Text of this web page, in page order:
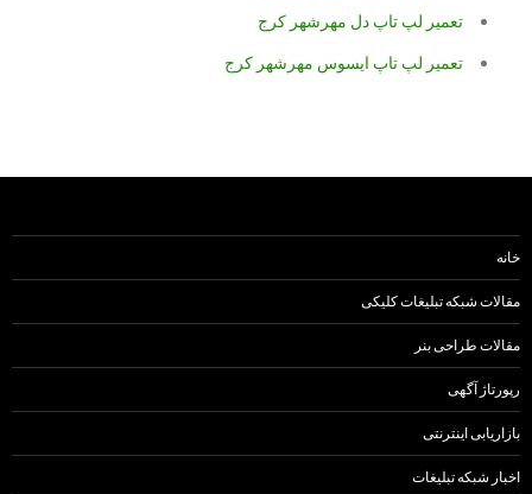
تعمیر لپ تاپ دل مهرشهر کرج
تعمیر لپ تاپ ایسوس مهرشهر کرج
خانه
مقالات شبکه تبلیغات کلیکی
مقالات طراحی بنر
رپورتاژ آگهی
بازاریابی اینترنتی
اخبار شبکه تبلیغات